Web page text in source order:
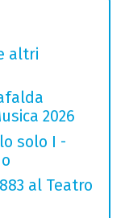
altri
2026
solo I -
al Teatro